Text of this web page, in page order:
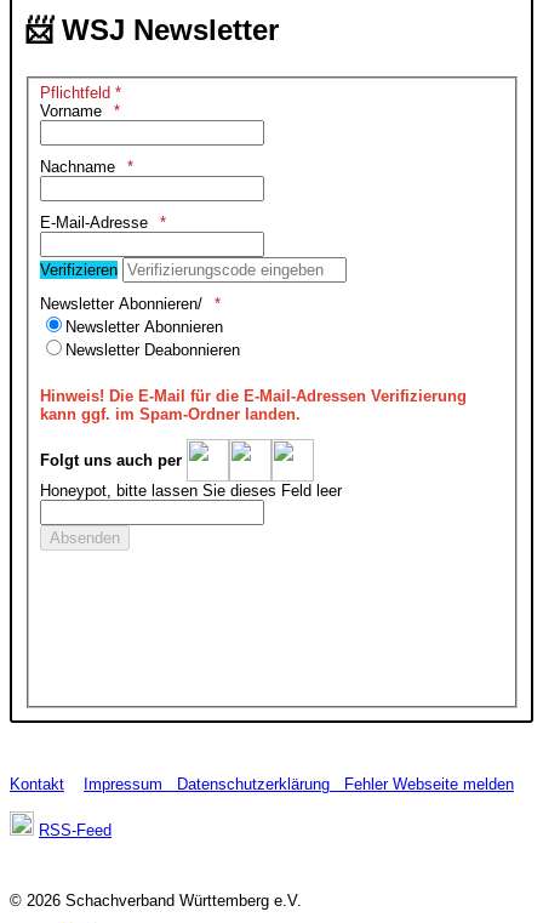
📨 WSJ Newsletter
Pflichtfeld *
Vorname
Nachname
E-Mail-Adresse
Verifizieren
Newsletter Abonnieren/
Newsletter Abonnieren
Newsletter Deabonnieren
Hinweis! Die E-Mail für die E-Mail-Adressen Verifizierung
kann ggf. im Spam-Ordner landen.
Folgt uns auch per
Honeypot, bitte lassen Sie dieses Feld leer
Kontakt Impressum Datenschutzerklärung Fehler Webseite melden
RSS-Feed
© 2026 Schachverband Württemberg e.V.